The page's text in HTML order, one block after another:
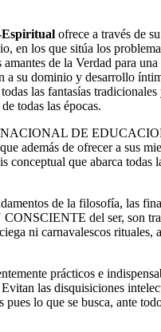
ofrece a través de
en los que sitúa los
de la Verdad para
a su dominio y desarrollo
las fantasías tradicionales
todas las épocas.
DE
además de ofrecer a sus
que abarca todas
de la filosofía, las
del ser, son
ni carnavalescos rituales,
prácticos e
las disquisiciones
lo que se busca, ante